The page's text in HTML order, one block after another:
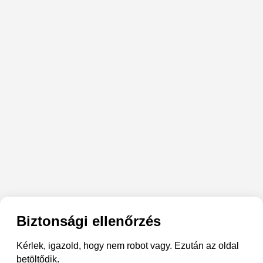
Biztonsági ellenőrzés
Kérlek, igazold, hogy nem robot vagy. Ezután az oldal
betöltődik.